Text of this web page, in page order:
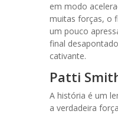
em modo
muitas forças, o
um pouco
final
cativante.
Patti
A história é um
a verdadeira